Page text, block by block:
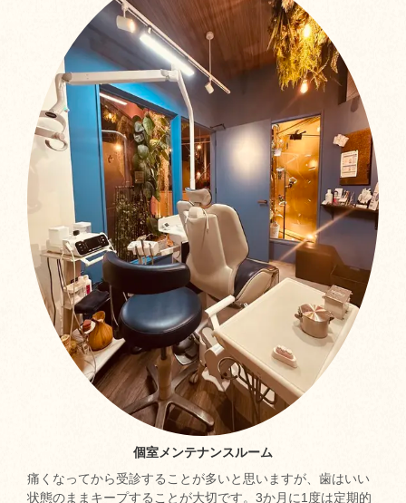
個室メンテナンスルーム
痛くなってから受診することが多いと思いますが、歯はいい
状態のままキープすることが大切です。3か月に1度は定期的